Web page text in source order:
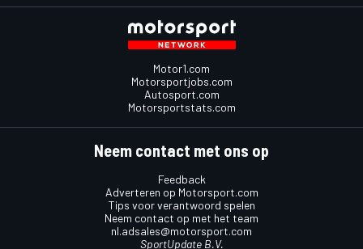
Motor1.com
Motorsportjobs.com
Autosport.com
Motorsportstats.com
Neem contact met ons op
Feedback
Adverteren op Motorsport.com
Tips voor verantwoord spelen
Neem contact op met het team
nl.adsales@motorsport.com
SportUpdate B.V.